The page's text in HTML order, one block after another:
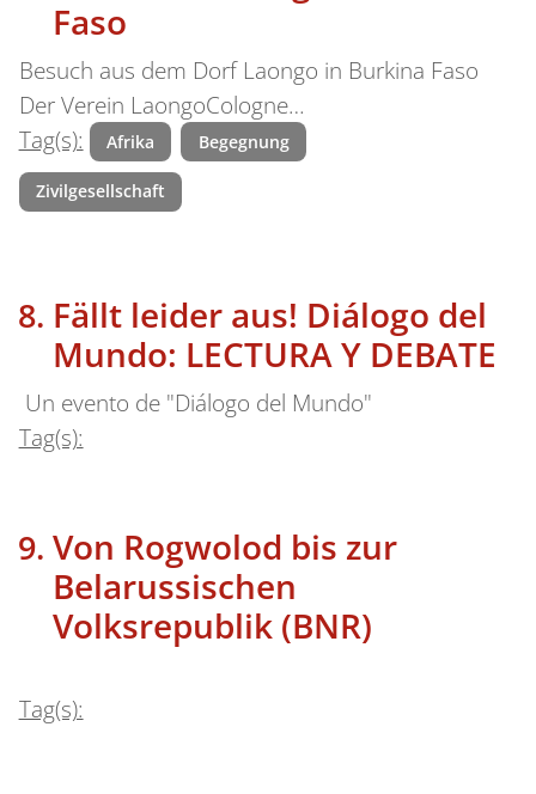
Faso
Besuch aus dem Dorf Laongo in Burkina Faso
Der Verein LaongoCologne…
Tag(s):
Afrika Begegnung
Zivilgesellschaft
Fällt leider aus! Diálogo del
Mundo: LECTURA Y DEBATE
Un evento de "Diálogo del Mundo"
Tag(s):
Von Rogwolod bis zur
Belarussischen
Volksrepublik (BNR)
Tag(s):